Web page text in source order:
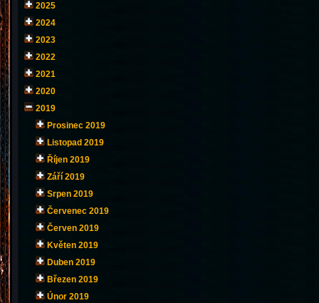
2025
2024
2023
2022
2021
2020
2019
Prosinec 2019
Listopad 2019
Říjen 2019
Září 2019
Srpen 2019
Červenec 2019
Červen 2019
Květen 2019
Duben 2019
Březen 2019
Únor 2019